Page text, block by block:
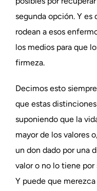
segunda opción. Y
rodean a esos
los medios para que
firmeza.
Decimos esto
que estas
suponiendo que la
mayor de los valores
un don dado por una
valor o no lo tiene por
Y puede que